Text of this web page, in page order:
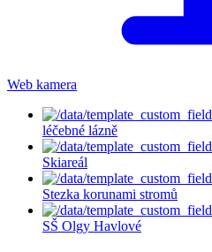
Web kamera
léčebné lázně
Skiareál
Stezka korunami stromů
SŠ Olgy Havlové